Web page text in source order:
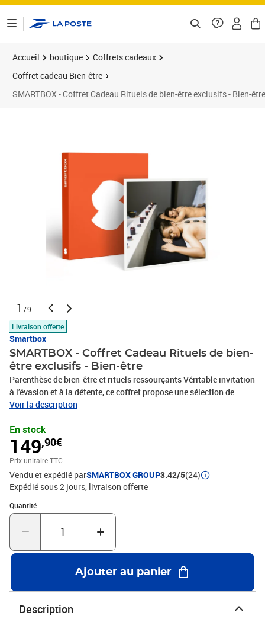
Accueil boutique
Coffrets cadeaux
Coffret cadeau Bien-être
SMARTBOX - Coffret Cadeau Rituels de bien-être exclusifs - Bien-être
1 /9
Livraison offerte
Smartbox
SMARTBOX - Coffret Cadeau Rituels de bien-
être exclusifs - Bien-être
Parenthèse de bien-être et rituels ressourçants Véritable invitation
à l’évasion et à la détente, ce coffret propose une sélection de
séances bien-être d’exception allant jusqu’à quatre heures, à vivre
instant suspendu où le corps et l’esprit se relâchent complètement.
Laissez-vous emporter par des rituels de soin traditionnels et
modernes, pour un voyage sensoriel qui vous mènera vers un état
de plénitude totale. Modelages, gommages et soins du visage Au
programme, découvrez l’art des modelages, gestes enveloppants
et apaisants qui délient les tensions et favorisent une profonde
relaxation musculaire. Vivez aussi la douceur d’un gommage,
véritable rituel de purification qui libère la peau de ses impuretés
et la rend éclatante de vitalité. Enfin, savourez un soin visage sur
luminosité aux traits fatigués. Ces instants cocooning combinent
efficacité et volupté, pour faire rayonner beauté intérieure et
soyez en quête d’une bulle relaxante pour vous-même ou d’une
expérience complice à partager, ce coffret s’adapte à toutes les
envies. Seul ou à deux, plongez dans un univers de soins raffinés
Voir la description
En stock
149,90€
Prix unitaire TTC
Vendu et expédié parSMARTBOX GROUP3.42/5(24)
Expédié sous 2 jours livraison offerte
Quantité
Quantité : 1
Ajouter au panier
Description